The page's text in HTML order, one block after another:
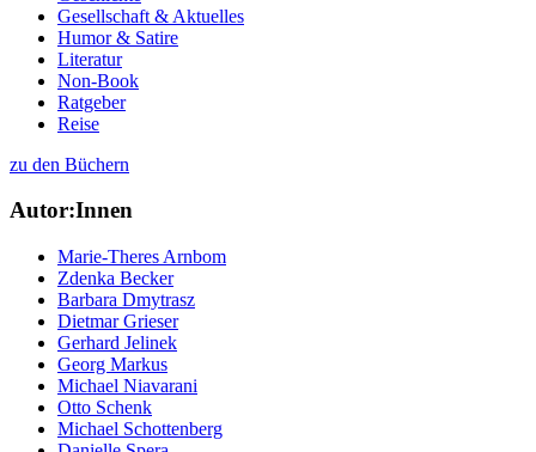
Gesellschaft & Aktuelles
Humor & Satire
Literatur
Non-Book
Ratgeber
Reise
zu den Büchern
Autor:Innen
Marie-Theres Arnbom
Zdenka Becker
Barbara Dmytrasz
Dietmar Grieser
Gerhard Jelinek
Georg Markus
Michael Niavarani
Otto Schenk
Michael Schottenberg